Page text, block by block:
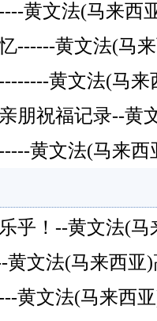
黄文法(马来西
------黄文法(马
黄文法(马
朋祝福记录--黄
黄文法(马来
乎！--黄文法(
黄文法(马来西亚
黄文法(马来西